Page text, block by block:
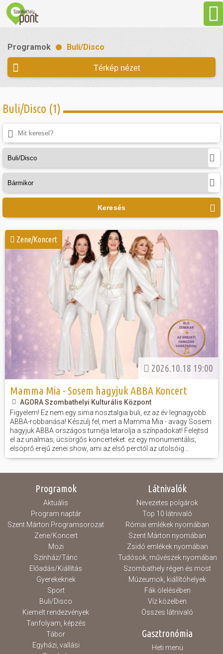
Gasztronómia
Szállás
Sport
Szabadidő
Hasznos
Programok Buli/Disco
Térkép nézet
Buli/Disco (1)
Keresés
Zene/Koncert
2026.10.18 19:00
Mamma Mia - Sosem hagyjuk ABBA Koncert
AGORA Szombathelyi Kulturális Központ
Figyelem! Ez nem egy sima nosztalgia buli, ez az év legnagyobb
ABBA-robbanása! Készülj fel, mert a Mamma Mia - avagy Sosem
hagyjuk ABBA országos turnéja letarolja a színpadokat! Felejtsd
el az unalmas, ücsörgős koncerteket: ez egy monumentális,
elsöprő erejű zenei show, ami az első perctől az utolsóig...
Programok
Aktuális
Program naptár
Szent Márton Programsorozat
Zene/Koncert
Mozi
Színház/Tánc
Előadás/Kiállítás
Gyerekeknek
Sport
Buli/Disco
Kiemelt rendezvények
Tanfolyam, képzés
Tábor
Egyházi, vallási
Látnivalók
Nevezetes polgárok
Top 10 látnivaló
Római emlékek nyomában
Szent Márton nyomában
Zsidó emlékek nyomában
Tudósok, művészek nyomában
Szombathely régen és most
Múzeumok, kiállítóhelyek
Fák ölelésében
Víz közelben
Összes látnivaló
Gasztronómia
Heti menü